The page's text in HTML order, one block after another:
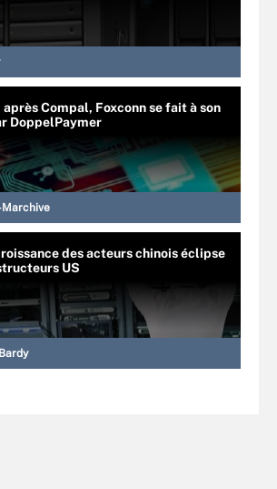
après Compal, Foxconn se fait à son
DoppelPaymer
Marchive
des acteurs chinois éclipse
US